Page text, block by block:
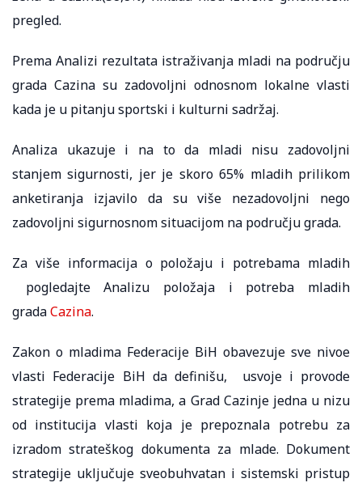
pregled.
Prema Analizi rezultata istraživanja mladi na području
grada Cazina su zadovoljni odnosnom lokalne vlasti
kada je u pitanju sportski i kulturni sadržaj.
Analiza ukazuje i na to da mladi nisu zadovoljni
stanjem sigurnosti, jer je skoro 65% mladih prilikom
anketiranja izjavilo da su više nezadovoljni nego
zadovoljni sigurnosnom situacijom na području grada.
Za više informacija o položaju i potrebama mladih
pogledajte Analizu položaja i potreba mladih
gradaCazina.
Zakon o mladima Federacije BiH obavezuje sve nivoe
vlasti Federacije BiH da definišu, usvoje i provode
strategije prema mladima, a Grad Cazinje jedna u nizu
od institucija vlasti koja je prepoznala potrebu za
izradom strateškog dokumenta za mlade. Dokument
strategije uključuje sveobuhvatan i sistemski pristup